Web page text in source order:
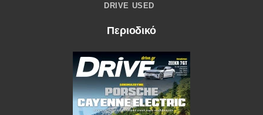
DRIVE USED
Περιοδικό